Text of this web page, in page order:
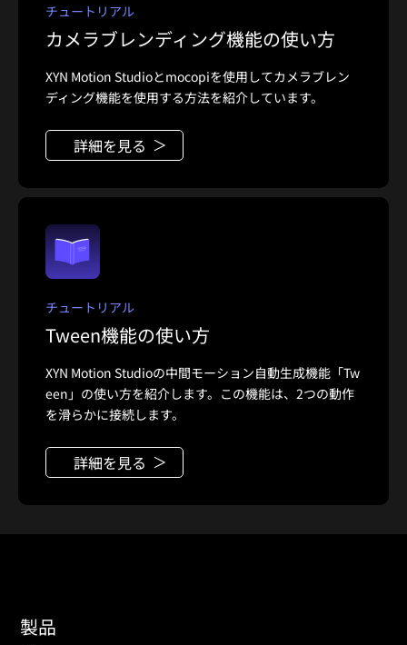
チュートリアル
カメラブレンディング機能の使い方
XYN Motion Studioとmocopiを使用してカメラブレン
ディング機能を使用する方法を紹介しています。
詳細を見る
チュートリアル
Tween機能の使い方
XYN Motion Studioの中間モーション自動生成機能「Tw
een」の使い方を紹介します。この機能は、2つの動作
を滑らかに接続します。
詳細を見る
製品